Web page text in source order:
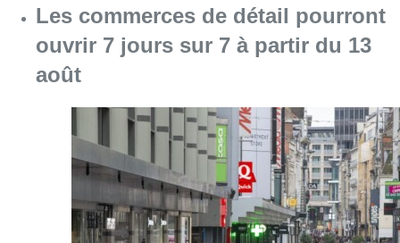
Les commerces de détail pourront
ouvrir 7 jours sur 7 à partir du 13
août